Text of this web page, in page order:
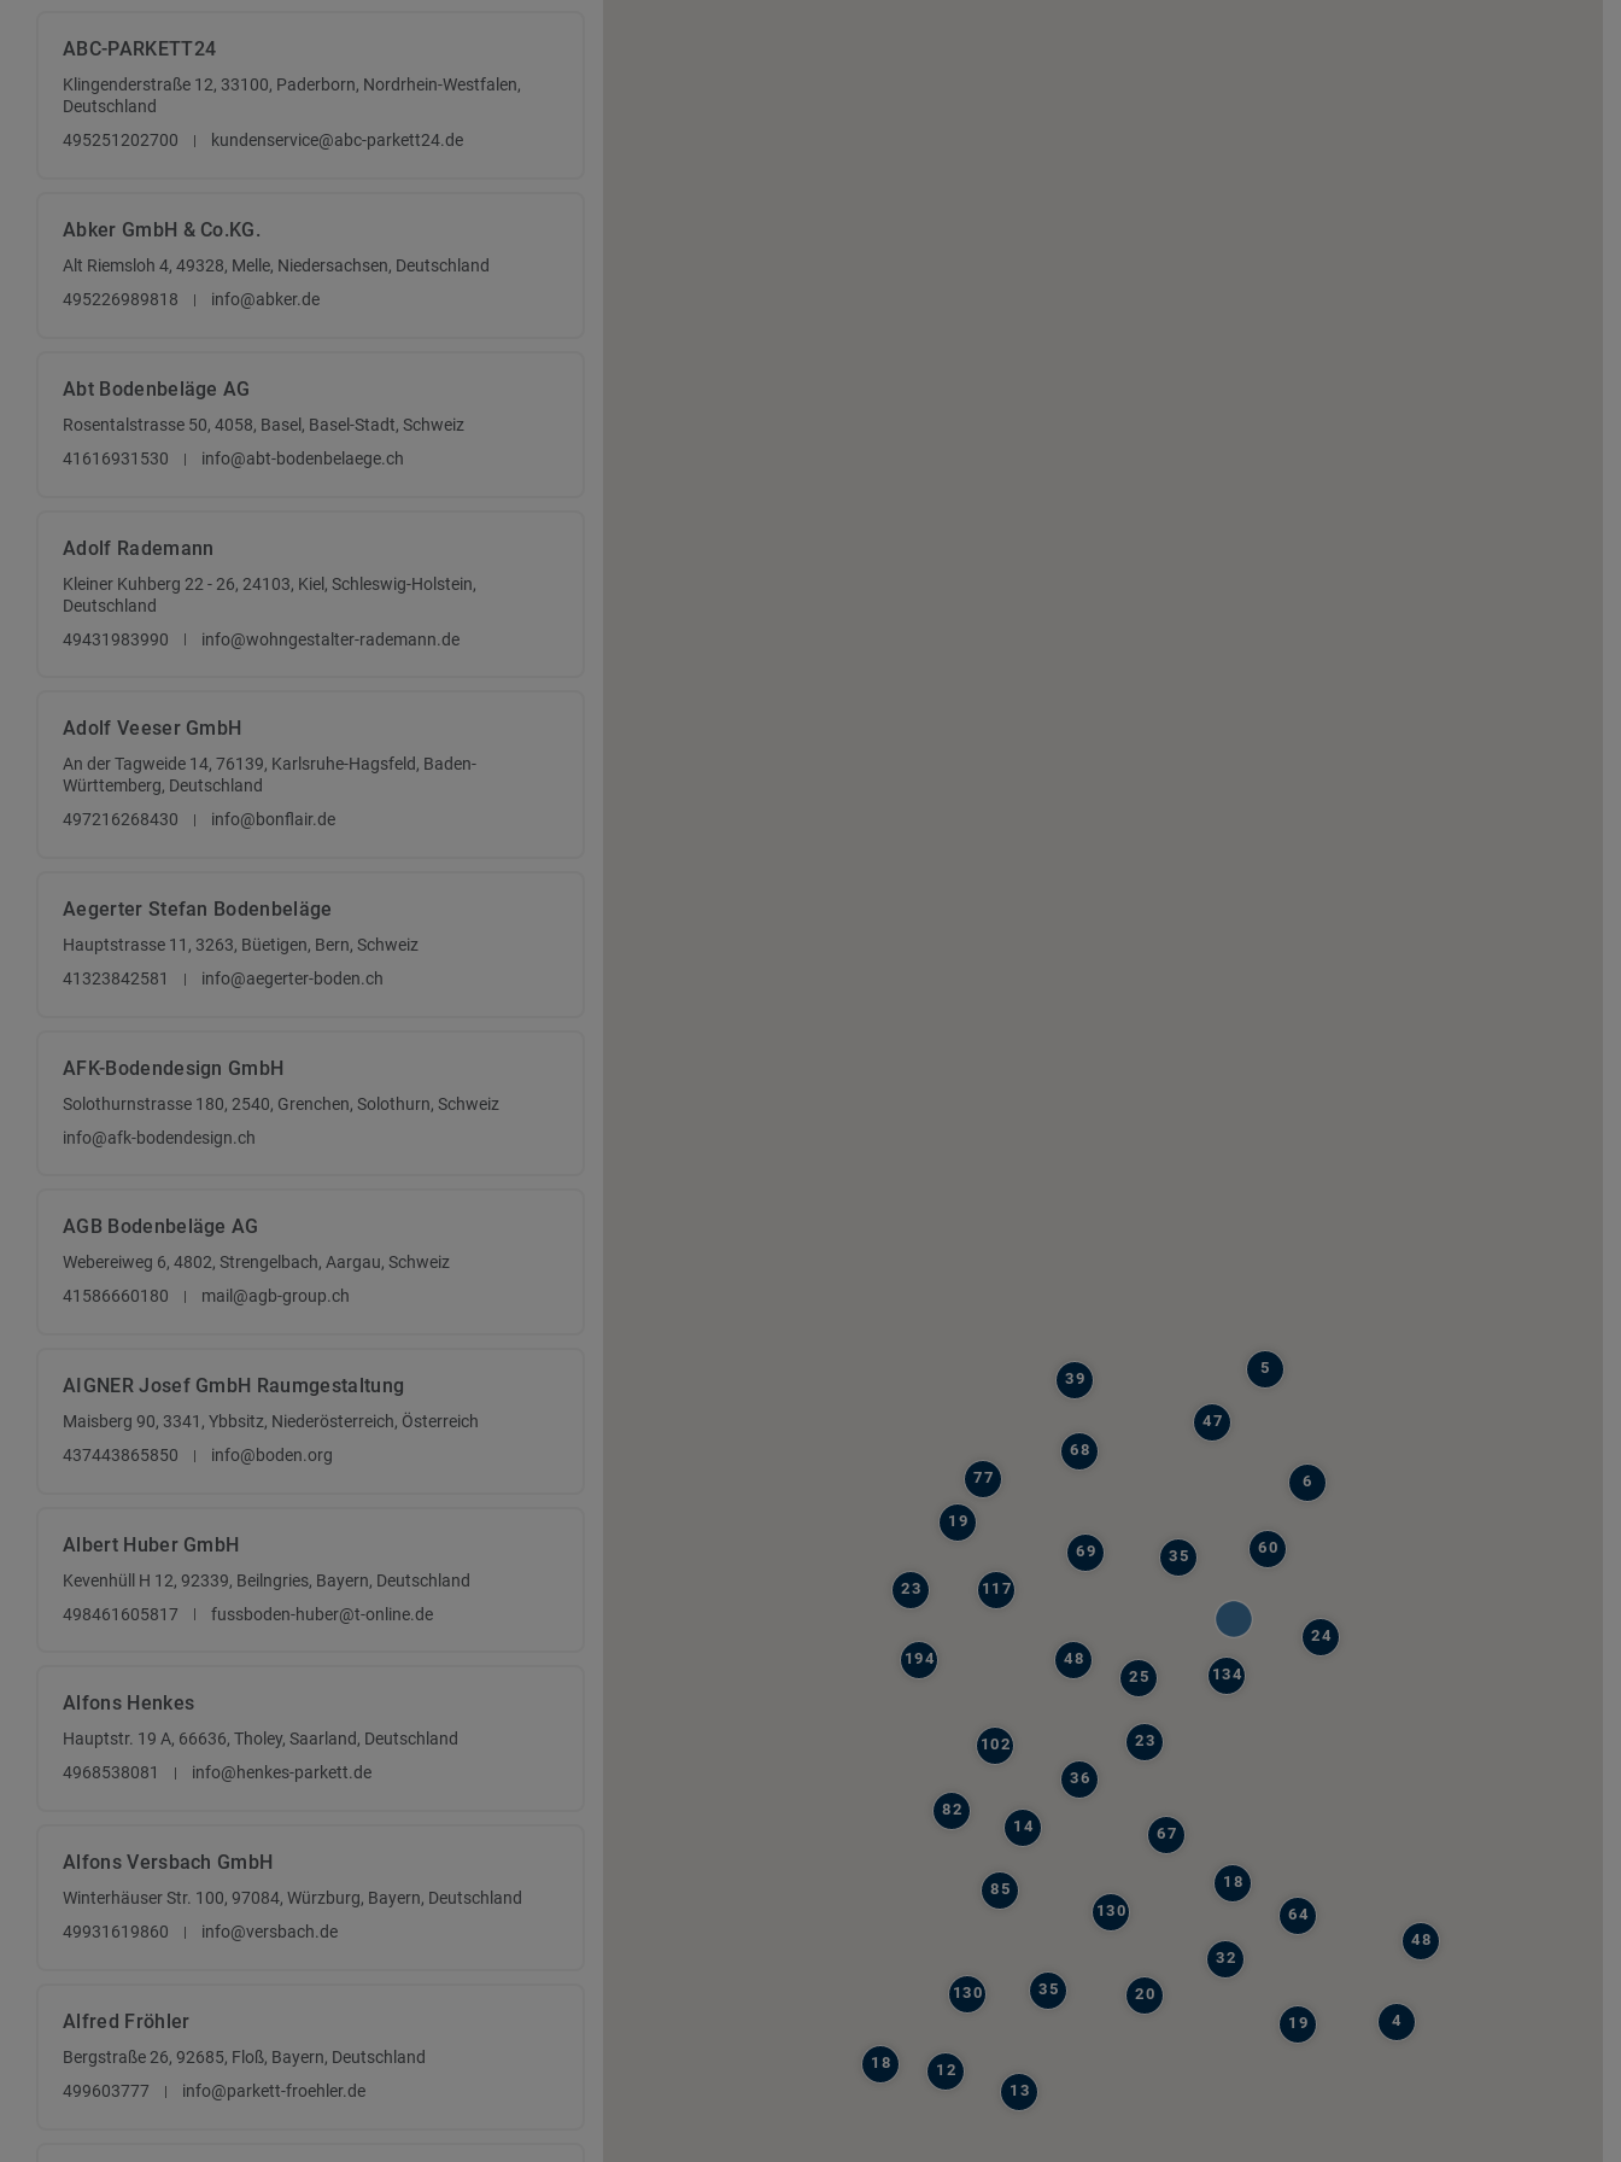
ABC-PARKETT24
Klingenderstraße 12, 33100, Paderborn, Nordrhein-Westfalen,
Deutschland
495251202700
kundenservice@abc-parkett24.de
Abker GmbH & Co.KG.
Alt Riemsloh 4, 49328, Melle, Niedersachsen, Deutschland
495226989818
info@abker.de
Abt Bodenbeläge AG
Rosentalstrasse 50, 4058, Basel, Basel-Stadt, Schweiz
41616931530
info@abt-bodenbelaege.ch
Adolf Rademann
Kleiner Kuhberg 22 - 26, 24103, Kiel, Schleswig-Holstein,
Deutschland
49431983990
info@wohngestalter-rademann.de
Adolf Veeser GmbH
An der Tagweide 14, 76139, Karlsruhe-Hagsfeld, Baden-
Württemberg, Deutschland
497216268430
info@bonflair.de
Aegerter Stefan Bodenbeläge
Hauptstrasse 11, 3263, Büetigen, Bern, Schweiz
41323842581
info@aegerter-boden.ch
AFK-Bodendesign GmbH
Solothurnstrasse 180, 2540, Grenchen, Solothurn, Schweiz
info@afk-bodendesign.ch
AGB Bodenbeläge AG
Webereiweg 6, 4802, Strengelbach, Aargau, Schweiz
41586660180
mail@agb-group.ch
AIGNER Josef GmbH Raumgestaltung
Maisberg 90, 3341, Ybbsitz, Niederösterreich, Österreich
437443865850
info@boden.org
Albert Huber GmbH
Kevenhüll H 12, 92339, Beilngries, Bayern, Deutschland
498461605817
fussboden-huber@t-online.de
Alfons Henkes
Hauptstr. 19 A, 66636, Tholey, Saarland, Deutschland
4968538081
info@henkes-parkett.de
Alfons Versbach GmbH
Winterhäuser Str. 100, 97084, Würzburg, Bayern, Deutschland
49931619860
info@versbach.de
Alfred Fröhler
Bergstraße 26, 92685, Floß, Bayern, Deutschland
499603777
info@parkett-froehler.de
48
85
194
77
117
130
39
64
67
82
36
130
69
134
23
68
35
35
102
19
23
47
19
48
14
60
12
18
32
13
20
24
6
25
5
4
18